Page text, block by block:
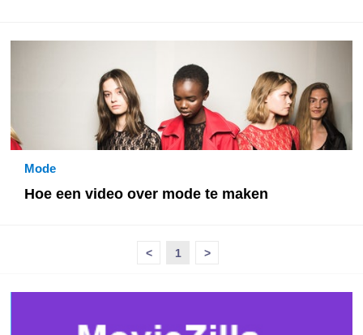
Mode
Hoe een video over mode te maken
< 1 >